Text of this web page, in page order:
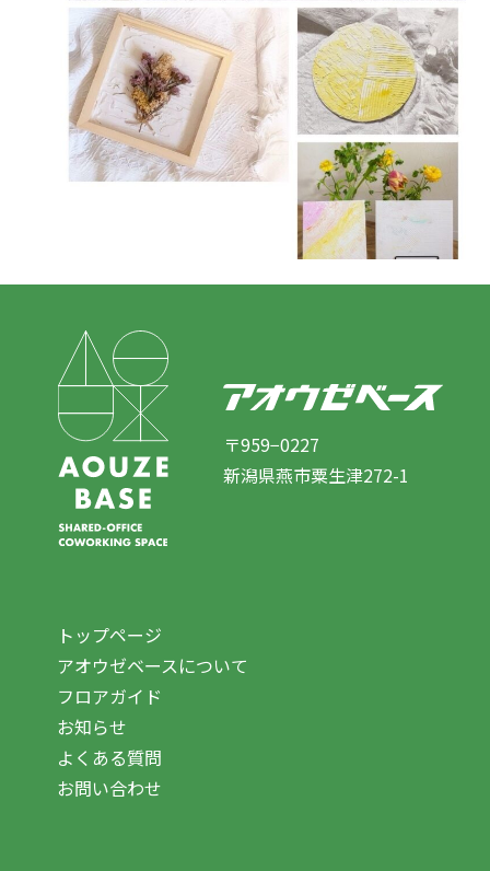
〒959−0227
新潟県燕市粟生津272-1
トップページ
アオウゼベースについて
フロアガイド
お知らせ
よくある質問
お問い合わせ